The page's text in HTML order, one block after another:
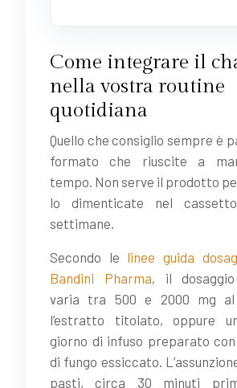
Come integrare il
nella vostra routine
quotidiana
Quello che consiglio sempre è
formato che riuscite a
tempo. Non serve il prodotto
lo dimenticate nel
settimane.
Secondo le linee guida
Bandini Pharma, il
varia tra 500 e 2000 mg
l’estratto titolato, oppure
giorno di infuso preparato
di fungo essiccato.
pasti, circa 30 minuti